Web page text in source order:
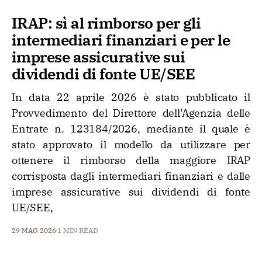
IRAP: sì al rimborso per gli
intermediari finanziari e per le
imprese assicurative sui
dividendi di fonte UE/SEE
In data 22 aprile 2026 è stato pubblicato il
Provvedimento del Direttore dell’Agenzia delle
Entrate n. 123184/2026, mediante il quale è
stato approvato il modello da utilizzare per
ottenere il rimborso della maggiore IRAP
corrisposta dagli intermediari finanziari e dalle
imprese assicurative sui dividendi di fonte
UE/SEE,
29 MAG 2026 1 MIN READ